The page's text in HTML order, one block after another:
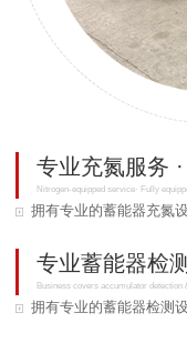
专业充氮服务
Nitrogen-equipped service· Fully
拥有专业的蓄能器充氮
专业蓄能器检
Business covers accumulator detection
拥有专业的蓄能器检测